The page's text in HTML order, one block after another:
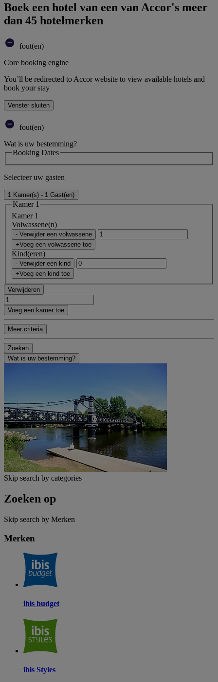
Boek een hotel van een van Accor's meer
dan 45 hotelmerken
fout(en)
Core booking engine
You’ll be redirected to Accor website to view available hotels and
book your stay
Venster sluiten
fout(en)
Wat is uw bestemming?
Booking Dates
Selecteer uw gasten
1 Kamer(s) - 1 Gast(en)
Kamer 1
Kamer 1
Volwassene(n)
- Verwijder een volwassene
+Voeg een volwassene toe
Kind(eren)
- Verwijder een kind
+Voeg een kind toe
Verwijderen
Voeg een kamer toe
Meer criteria
Zoeken
Wat is uw bestemming?
Skip search by categories
Zoeken op
Skip search by Merken
Merken
ibis budget
ibis Styles